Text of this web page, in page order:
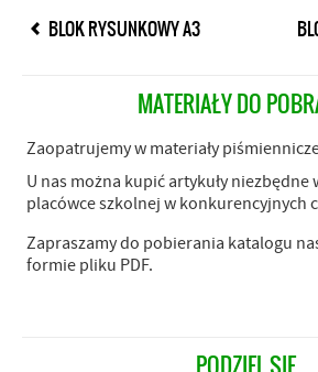
BLOK RYSUNKOWY A3
MATERIAŁY DO
Zaopatrujemy w materiały
U nas można kupić artykuły niezbędne
placówce szkolnej w konkurencyjnych
Zapraszamy do pobierania katalogu
formie pliku PDF.